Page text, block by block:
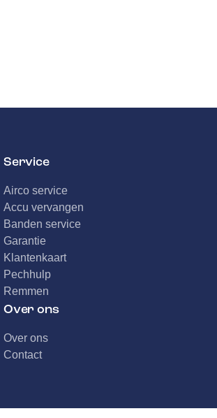
Service
Airco service
Accu vervangen
Banden service
Garantie
Klantenkaart
Pechhulp
Remmen
Over ons
Over ons
Contact